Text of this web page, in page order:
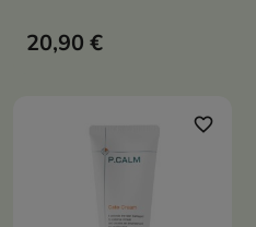
pantenolem, wąkrotą azjatycką,
poprawiać jej komfort
20,90 €
favorite_border